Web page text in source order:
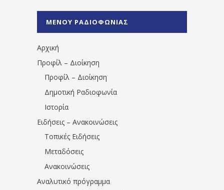
1531194763766854/" artist="" ]
ΜΕΝΟΥ ΡΑΔΙΟΦΩΝΙΑΣ
Αρχική
Προφίλ – Διοίκηση
Προφίλ – Διοίκηση
Δημοτική Ραδιοφωνία
Ιστορία
Ειδήσεις – Ανακοινώσεις
Τοπικές Ειδήσεις
Μεταδόσεις
Ανακοινώσεις
Αναλυτικό πρόγραμμα